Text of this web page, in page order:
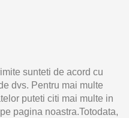
sunteti de acord cu
dvs. Pentru mai multe
puteti citi mai multe in
pagina noastra.Totodata,